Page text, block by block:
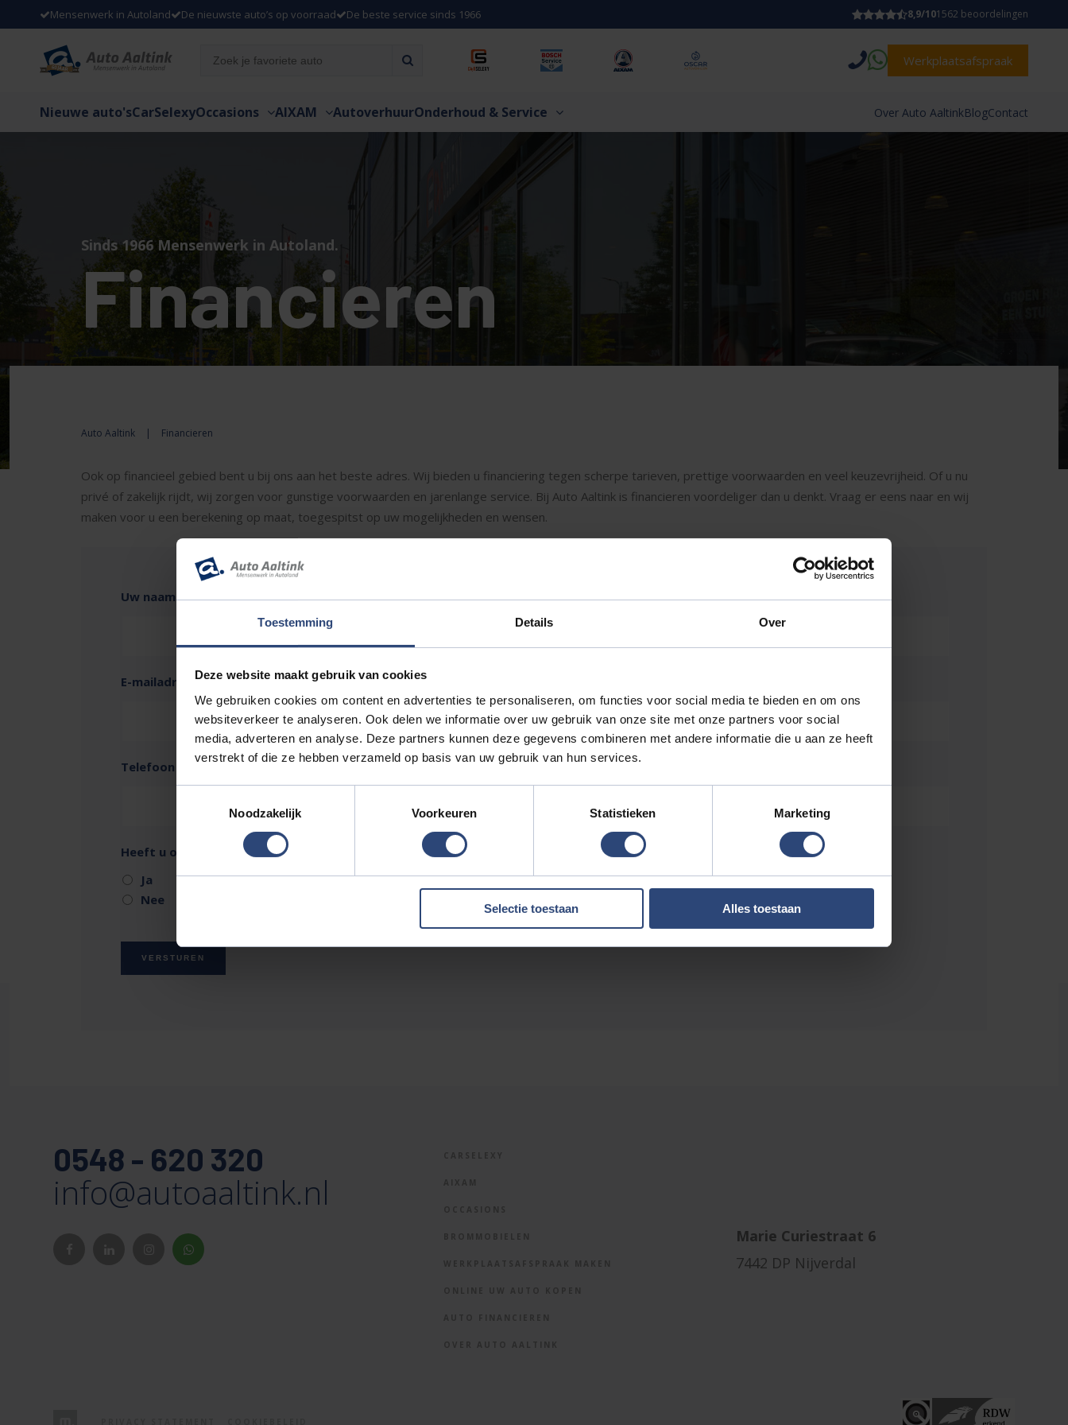
Toestemming Details Over
Deze website maakt gebruik van cookies
We gebruiken cookies om content en advertenties te personaliseren, om functies voor social media te bieden en om ons
websiteverkeer te analyseren. Ook delen we informatie over uw gebruik van onze site met onze partners voor social
media, adverteren en analyse. Deze partners kunnen deze gegevens combineren met andere informatie die u aan ze heeft
verstrekt of die ze hebben verzameld op basis van uw gebruik van hun services.
Noodzakelijk
Voorkeuren Statistieken Marketing
Selectie toestaan Alles toestaan
Mensenwerk in Autoland De nieuwste auto’s op voorraad De beste service sinds 1966 8,9/101562 beoordelingen
Werkplaatsafspraak
Nieuwe auto'sCarSelexyOccasions AIXAM AutoverhuurOnderhoud & Service Over Auto AaltinkBlogContact
Sinds 1966 Mensenwerk in Autoland.
Financieren
Auto Aaltink | Financieren
Ook op financieel gebied bent u bij ons aan het beste adres. Wij bieden u financiering tegen scherpe tarieven, prettige voorwaarden en veel keuzevrijheid. Of u nu
privé of zakelijk rijdt, wij zorgen voor gunstige voorwaarden en jarenlange service. Bij Auto Aaltink is financieren voordeliger dan u denkt. Vraag er eens naar en wij
maken voor u een berekening op maat, toegespitst op uw mogelijkheden en wensen.
Uw naam
E-mailadres
Telefoon
Heeft u ook een auto in te ruilen?
Ja
Nee
VERSTUREN
Marie Curiestraat 6
7442 DP Nijverdal
0548 - 620 320
info@autoaaltink.nl